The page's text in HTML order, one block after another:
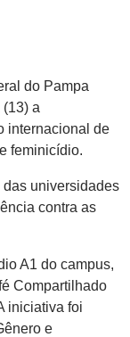
do Pampa
a
internacional de
feminicídio.
universidades
contra as
A1 do campus,
Compartilhado
iniciativa foi
e